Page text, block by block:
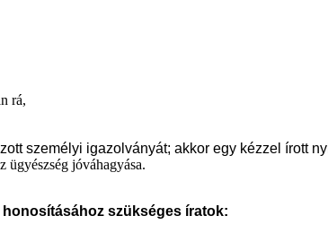
rá,
személyi igazolványát; akkor egy kézzel írott
ügyészség jóváhagyása.
szükséges íratok: